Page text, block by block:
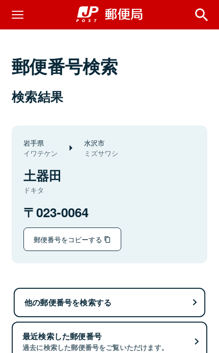
郵便番号検索
検索結果
岩手県
イワテケン
水沢市
ミズサワシ
土器田
ドキタ
023-0064
郵便番号をコピーする
他の郵便番号を検索する
最近検索した郵便番号
過去に検索した郵便番号をご覧いただけます。